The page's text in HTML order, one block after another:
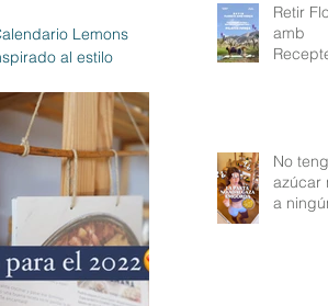
Lemons
al estilo
Retir
amb
No
azúcar
a